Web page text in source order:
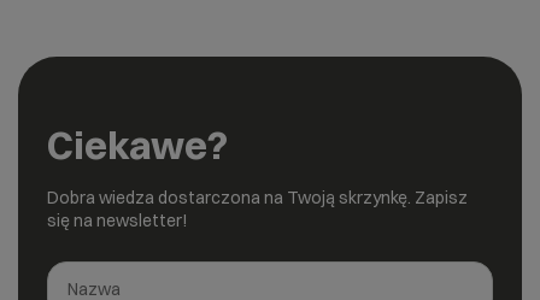
Ciekawe?
Dobra wiedza dostarczona na Twoją skrzynkę. Zapisz
się na newsletter!